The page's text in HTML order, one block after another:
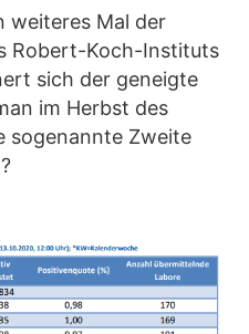
weiteres Mal der
Robert-Koch-Instituts
sich der geneigte
im Herbst des
sogenannte Zweite